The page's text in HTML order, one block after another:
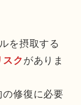
を摂取する
クがありま
修復に必要